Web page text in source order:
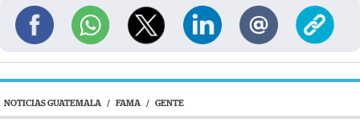
NOTICIAS GUATEMALA / FAMA / GENTE